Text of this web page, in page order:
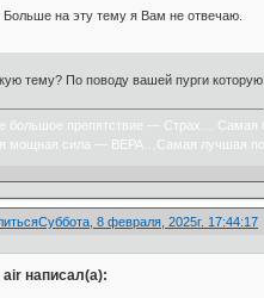
Больше на эту тему я Вам не отвечаю.
тему? По поводу вашей пурги
большое препятствие — Страх…
мощная сила — ВЕРА…Самая лучшая
Суббота, 8 февраля, 2025г. 17:44:17
air написал(а):